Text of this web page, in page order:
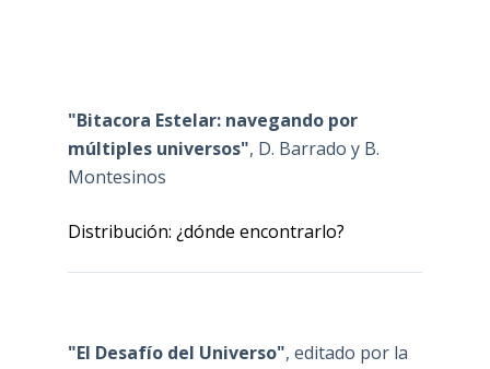
"Bitacora Estelar: navegando por
múltiples universos", D. Barrado y B.
Montesinos
Distribución: ¿dónde encontrarlo?
"El Desafío del Universo", editado por la